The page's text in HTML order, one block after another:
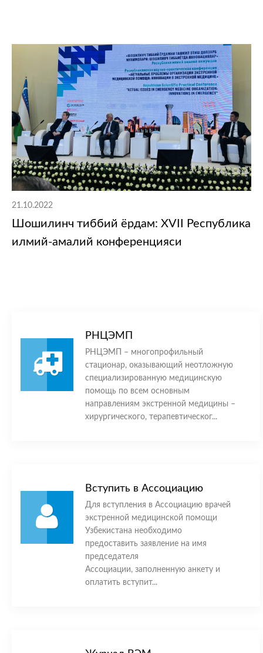
21.10.2022
Шошилинч тиббий ёрдам: XVII Республика
илмий-амалий конференцияси
РНЦЭМП
РНЦЭМП – многопрофильный
стационар, оказывающий неотложную
специализированную медицинскую
помощь по всем основным
направлениям экстренной медицины –
хирургического, терапевтическог...
Вступить в Ассоциацию
Для вступления в Ассоциацию врачей
экстренной медицинской помощи
Узбекистана необходимо
предоставить заявление на имя
председателя
Ассоциации, заполненную анкету и
оплатить вступит...